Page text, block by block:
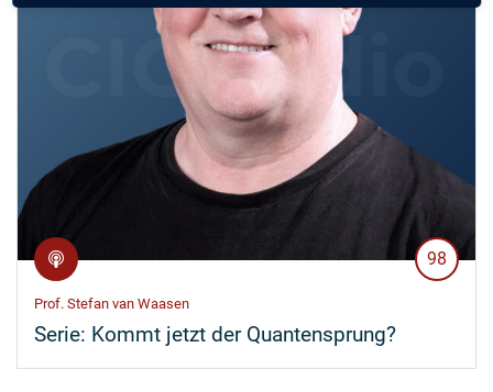
98
Prof. Stefan van Waasen
Serie: Kommt jetzt der Quantensprung?